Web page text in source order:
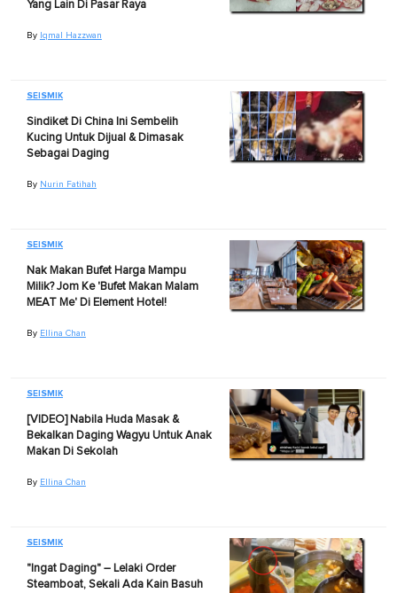
Yang Lain Di Pasar Raya
By Iqmal Hazzwan
SEISMIK
Sindiket Di China Ini Sembelih
Kucing Untuk Dijual & Dimasak
Sebagai Daging
By Nurin Fatihah
SEISMIK
Nak Makan Bufet Harga Mampu
Milik? Jom Ke 'Bufet Makan Malam
MEAT Me' Di Element Hotel!
By Ellina Chan
SEISMIK
[VIDEO] Nabila Huda Masak &
Bekalkan Daging Wagyu Untuk Anak
Makan Di Sekolah
By Ellina Chan
SEISMIK
"Ingat Daging" – Lelaki Order
Steamboat, Sekali Ada Kain Basuh